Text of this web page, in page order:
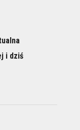
i dziś